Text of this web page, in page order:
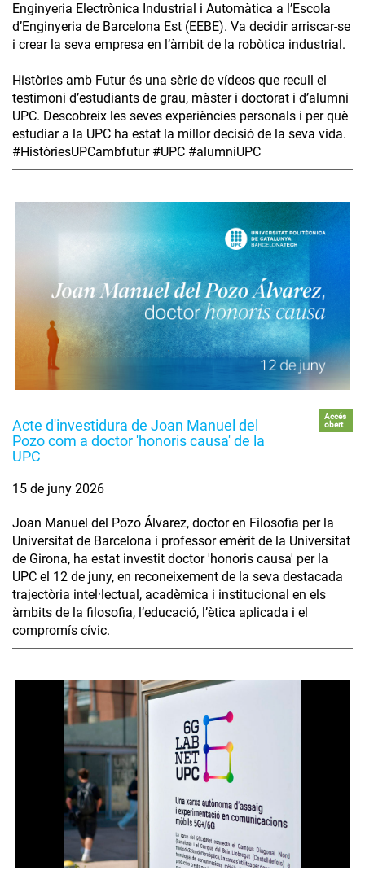
Enginyeria Electrònica Industrial i Automàtica a l’Escola
d’Enginyeria de Barcelona Est (EEBE). Va decidir arriscar-se
i crear la seva empresa en l’àmbit de la robòtica industrial.
Històries amb Futur és una sèrie de vídeos que recull el
testimoni d’estudiants de grau, màster i doctorat i d’alumni
UPC. Descobreix les seves experiències personals i per què
estudiar a la UPC ha estat la millor decisió de la seva vida.
#HistòriesUPCambfutur #UPC #alumniUPC
Acte d'investidura de Joan Manuel del
Pozo com a doctor 'honoris causa' de la
UPC
Accés
obert
15 de juny 2026
Joan Manuel del Pozo Álvarez, doctor en Filosofia per la
Universitat de Barcelona i professor emèrit de la Universitat
de Girona, ha estat investit doctor 'honoris causa' per la
UPC el 12 de juny, en reconeixement de la seva destacada
trajectòria intel·lectual, acadèmica i institucional en els
àmbits de la filosofia, l’educació, l’ètica aplicada i el
compromís cívic.